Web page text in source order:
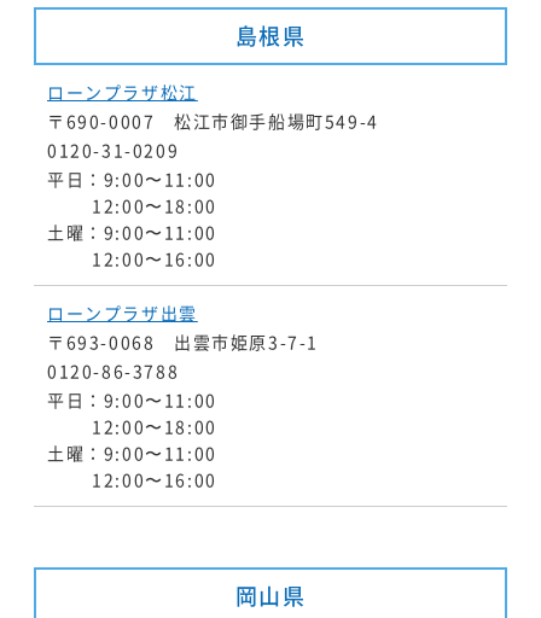
島根県
ローンプラザ松江
〒690-0007 松江市御手船場町549-4
0120-31-0209
平日：9:00〜11:00
12:00〜18:00
土曜：9:00〜11:00
12:00〜16:00
ローンプラザ出雲
〒693-0068 出雲市姫原3-7-1
0120-86-3788
平日：9:00〜11:00
12:00〜18:00
土曜：9:00〜11:00
12:00〜16:00
岡山県